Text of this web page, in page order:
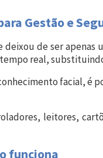
Gestão e
de ser apenas
real,
facial, é
leitores,
funciona